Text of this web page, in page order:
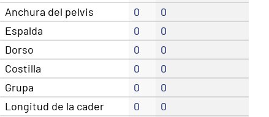
Anchura del pelvis
0
0
Espalda
0
0
Dorso
0
0
Costilla
0
0
Grupa
0
0
Longitud de la cader
0
0